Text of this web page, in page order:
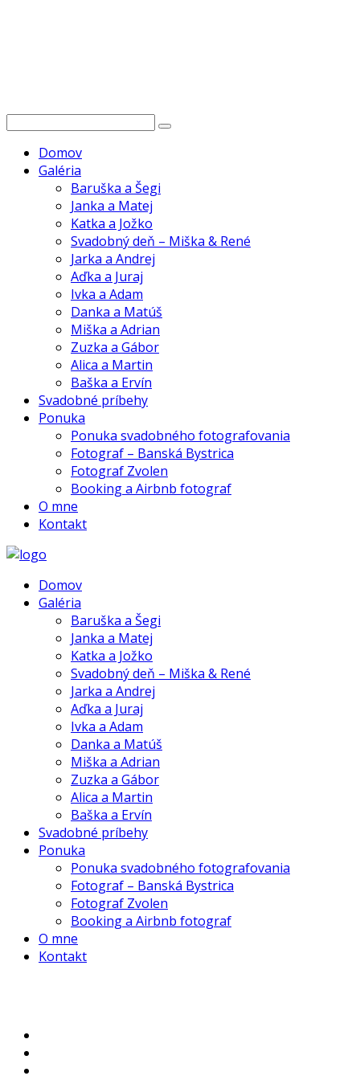
Domov
Galéria
Baruška a Šegi
Janka a Matej
Katka a Jožko
Svadobný deň – Miška & René
Jarka a Andrej
Aďka a Juraj
Ivka a Adam
Danka a Matúš
Miška a Adrian
Zuzka a Gábor
Alica a Martin
Baška a Ervín
Svadobné príbehy
Ponuka
Ponuka svadobného fotografovania
Fotograf – Banská Bystrica
Fotograf Zvolen
Booking a Airbnb fotograf
O mne
Kontakt
Domov
Galéria
Baruška a Šegi
Janka a Matej
Katka a Jožko
Svadobný deň – Miška & René
Jarka a Andrej
Aďka a Juraj
Ivka a Adam
Danka a Matúš
Miška a Adrian
Zuzka a Gábor
Alica a Martin
Baška a Ervín
Svadobné príbehy
Ponuka
Ponuka svadobného fotografovania
Fotograf – Banská Bystrica
Fotograf Zvolen
Booking a Airbnb fotograf
O mne
Kontakt